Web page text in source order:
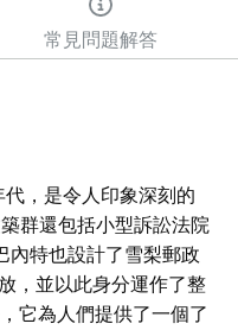
常見問題解答
，是令人印象深刻的
群還包括小型訴訟法院
內特也設計了雪梨郵政
，並以此身分運作了整
它為人們提供了一個了